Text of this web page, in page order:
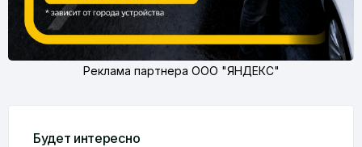
Реклама партнера ООО "ЯНДЕКС"
Будет интересно